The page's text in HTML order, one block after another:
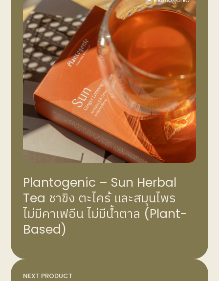
Plantogenic – Sun Herbal
Tea ชาขิง ตะไคร้ และสมุนไพร
ไม่มีคาเฟอีน ไม่มีน้ำตาล (Plant-
Based)
NEXT PRODUCT